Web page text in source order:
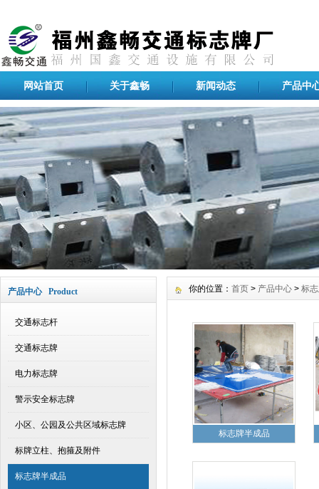
网站首页 关于鑫畅 新闻动态 产品中
产品中心 Product
交通标志杆
交通标志牌
电力标志牌
警示安全标志牌
小区、公园及公共区域标志牌
标牌立柱、抱箍及附件
标志牌半成品
你的位置： 首页 > 产品中心 > 标
标志牌半成品